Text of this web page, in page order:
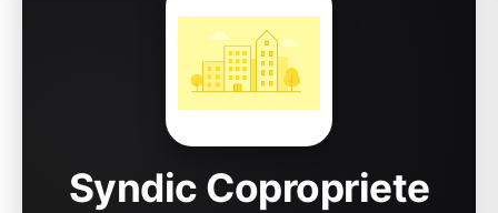
Syndic Copropriete